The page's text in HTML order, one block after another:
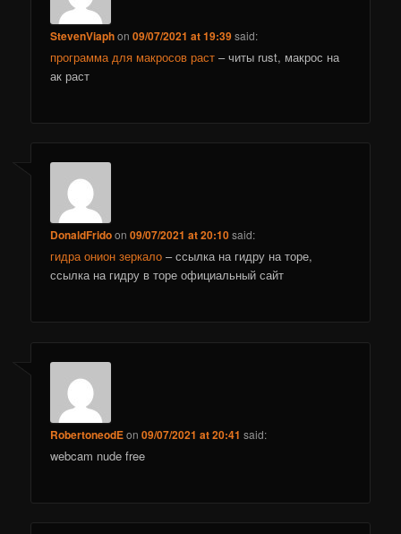
StevenViaphon09/07/2021 at 19:39said:
программа для макросов раст – читы rust, макрос на
ак раст
DonaldFridoon09/07/2021 at 20:10said:
гидра онион зеркало – ссылка на гидру на торе,
ссылка на гидру в торе официальный сайт
RobertoneodEon09/07/2021 at 20:41 said:
webcam nude free